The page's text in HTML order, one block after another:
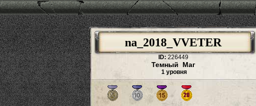
na_2018_VVETER
ID: 226449
Темный Маг
1 уровня